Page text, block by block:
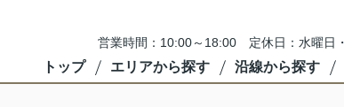
営業時間：10:00～18:00 定休日：水曜日
トップ エリアから探す 沿線から探す